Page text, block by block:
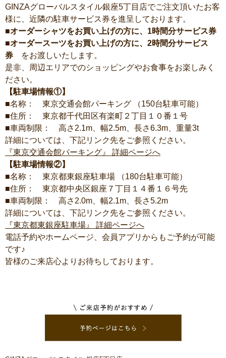
GINZAグローバルスタイル銀座5丁目店でご注文頂いたお客
様に、近隣の駐車サービス券を進呈しております。
■オーダーシャツをお買い上げの方に、1時間分サービス券
■オーダースーツをお買い上げの方に、2時間分サービス
券 をお渡しいたします。
是非、周辺エリアでのショッピングやお食事をお楽しみく
ださい。
【駐車場情報①】
■名称： 東京交通会館パーキング （150台駐車可能）
■住所： 東京都千代田区有楽町２丁目１０番１号
■車両制限： 高さ2.1m、幅2.5m、長さ6.3m、重量3t
詳細については、下記リンク先をご参照ください。
『東京交通会館パーキング』 詳細ページへ
【駐車場情報②】
■名称： 東京都東銀座駐車場 （180台駐車可能）
■住所： 東京都中央区銀座７丁目１４番１６号先
■車両制限： 高さ2.0m、幅2.1m、長さ5.2m
詳細については、下記リンク先をご参照ください。
『東京都東銀座駐車場』 詳細ページへ
電話予約やホームページ、会員アプリからもご予約が可能
です♪
皆様のご来店心よりお待ちしております。